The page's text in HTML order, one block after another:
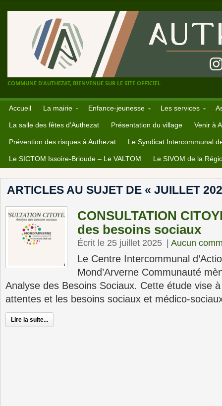
COMMUNE D'AUTHEZAT, BIENVENUE SUR LE SITE OFFICIEL
Accueil La mairie Enfance-jeunesse Les services
La salle des fêtes d’Authezat Présentation du village Venir à
Prévention des risques à Authezat Le Syndicat Intercommunal
Le SICTOM Issoire-Brioude – Le VALTOM Le SIVOM de la
ARTICLES AU SUJET DE « JUILLET
CONSULTATION
des besoins sociaux
Écrit le 25 juillet 2025 Aucun
Le Centre Intercommunal
Mond’Arverne Communauté
Analyse des Besoins Sociaux. Cette étude vise
attentes et les besoins sociaux et médico-
Lire la suite...